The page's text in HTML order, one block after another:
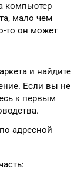
компьютер
мало чем
то он может
и найдите
Если вы не
к первым
адресной